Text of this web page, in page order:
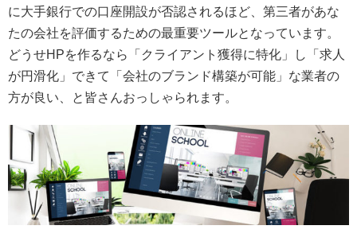
に大手銀行での口座開設が否認されるほど、第三者があな
たの会社を評価するための最重要ツールとなっています。
どうせHPを作るなら「クライアント獲得に特化」し「求人
が円滑化」できて「会社のブランド構築が可能」な業者の
方が良い、と皆さんおっしゃられます。